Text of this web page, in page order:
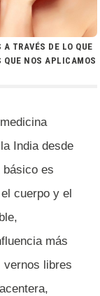
TRAVÉS DE LO QUE
QUE NOS APLICAMOS
India desde
básico es
cuerpo y el
más
vernos libres